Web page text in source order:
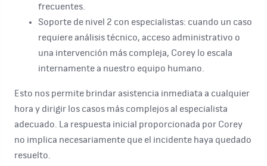
frecuentes.
Soporte de nivel 2 con especialistas: cuando un caso
requiere análisis técnico, acceso administrativo o
una intervención más compleja, Corey lo escala
internamente a nuestro equipo humano.
Esto nos permite brindar asistencia inmediata a cualquier
hora y dirigir los casos más complejos al especialista
adecuado. La respuesta inicial proporcionada por Corey
no implica necesariamente que el incidente haya quedado
resuelto.